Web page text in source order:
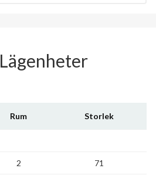
Lägenheter
Rum Storlek
2 71